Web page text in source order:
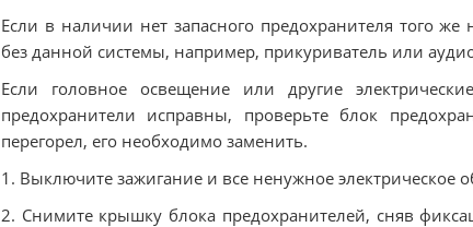
Если в наличии нет запасного предохранителя того
без данной системы, например, прикуриватель или
Если головное освещение или другие
предохранители исправны, проверьте блок
перегорел, его необходимо заменить.
1. Выключите зажигание и все ненужное электрическое
2. Снимите крышку блока предохранителей, сняв